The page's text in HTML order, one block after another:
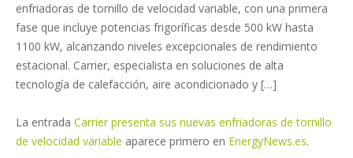
enfriadoras de tornillo de velocidad variable, con una primera
fase que incluye potencias frigoríficas desde 500 kW hasta
1100 kW, alcanzando niveles excepcionales de rendimiento
estacional. Carrier, especialista en soluciones de alta
tecnología de calefacción, aire acondicionado y […]
La entrada Carrier presenta sus nuevas enfriadoras de tornillo
de velocidad variable aparece primero en EnergyNews.es.